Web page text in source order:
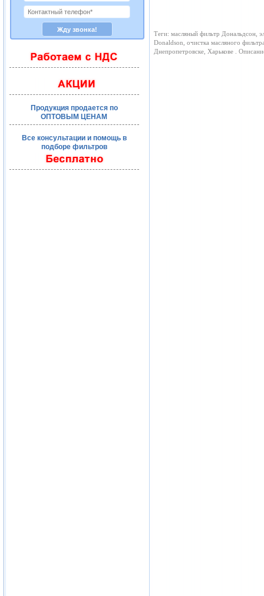
Продукция продается по
ОПТОВЫМ ЦЕНАМ
Все консультации и помощь в
подборе фильтров
Теги: масляный фильтр Дональдсон,
Donaldson, очистка масляного
Днепропетровске, Харькове .